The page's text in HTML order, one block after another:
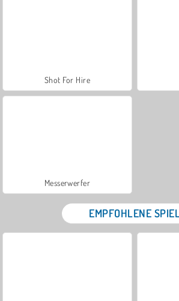
Shot For Hire
Messerwerfer
EMPFOHLENE